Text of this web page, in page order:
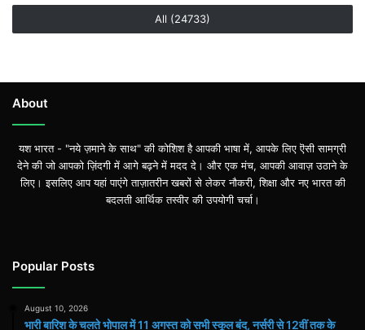
All (24733)
About
यश भारत - "नये ज़माने के साथ" की कोशिश है आपकी भाषा में, आपके लिए ऎसी सामग्री
देने की जो आपको ज़िंदगी में आगे बढ़ने में मदद दे। और एक मंच, आपकी आवाज़ उठाने के
लिए। इसलिए आप यहां पाएंगे ताज़ातरीन खबरों से लेकर नौकरी, शिक्षा और नए भारत की
बदलती आर्थिक तस्वीर की उपयोगी चर्चा।
Popular Posts
August 10, 2026
भारी बारिश के चलते भोपाल में 11 अगस्त को सभी स्कूल बंद, नर्सरी से 12वीं तक के